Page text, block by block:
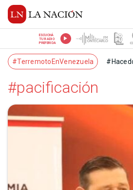
ESCUCHÁ
TU RADIO
PREFERIDA
#TerremotoEnVenezuela
#pacificación